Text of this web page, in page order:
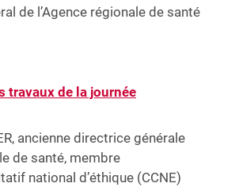
de l’Agence régionale de santé
travaux de la journée
ancienne directrice générale
de santé, membre
national d’éthique (CCNE)